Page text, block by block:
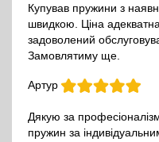
Купував пружини з
швидкою. Ціна
задоволений
Замовлятиму ще.
Артур
Дякую за
пружин за